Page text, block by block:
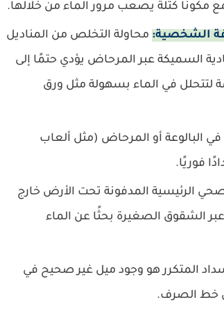
كتلة يصعب مرور الماء من خلالها.
الشخصية: محاولة التخلص من المناديل
السميكة عبر المرحاض يؤدي حتمًا إلى
لتتحلل في الماء بسهولة مثل ورق
أو المرحاض (مثل ألعاب
فوريًا.
الرئيسية المدفونة تحت الأرض خارج
عبر الشقوق الصغيرة بحثًا عن الماء
المتكرر هو وجود ميل غير صحيح في
خط الصرف.